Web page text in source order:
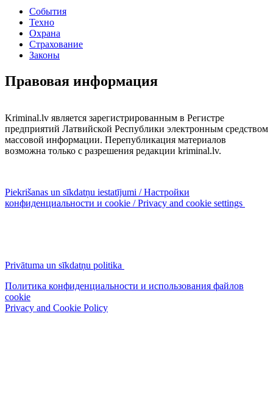
События
Техно
Охрана
Страхование
Законы
Правовая информация
Kriminal.lv является зарегистрированным в Регистре
предприятий Латвийской Республики электронным средством
массовой информации. Перепубликация материалов
возможна только с разрешения редакции kriminal.lv.
Piekrišanas un sīkdatņu iestatījumi / Настройки
конфиденциальности и cookie / Privacy and cookie settings
Privātuma un sīkdatņu politika
Политика конфиденциальности и использования файлов
cookie
Privacy and Cookie Policy